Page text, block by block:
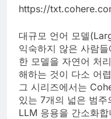
https://
대규모 언어 모델
익숙하지 않은 사람
한 모델을 자연어 처
해하는 것이 다소 어
그 시리즈에서는
있는 7개의 넓은 범
LLM 응용을 간소화합